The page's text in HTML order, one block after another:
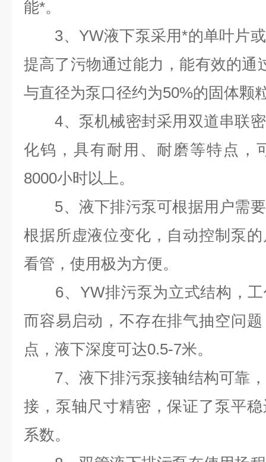
能*。
3、YW液下泵采用*的单叶片或
提高了污物通过能力，能有效的通
与直径为泵口径约为50%的固体颗
4、泵机械密封采用双道串联密
化钨，具有耐用、耐磨等特点，
8000小时以上。
5、液下排污泵可根据用户需要
根据所虚液位变化，自动控制泵
看管，使用极为方便。
6、YW排污泵为立式结构，工
而容易启动，不存在排气抽空问
点，液下深度可达0.5-7米。
7、液下排污泵接轴结构可靠，
接，泵轴尺寸精密，保证了泵平
系数。